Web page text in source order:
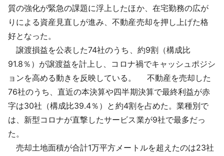
質の強化が緊急の課題に浮上したほか、在宅勤務の広が
りによる資産見直しが進み、不動産売却を押し上げた格
好となった。
譲渡損益を公表した74社のうち、約9割（構成比
91.8％）が譲渡益を計上し、コロナ禍でキャッシュポジシ
ョンを高める動きを反映している。 不動産を売却した
76社のうち、直近の本決算や四半期決算で最終利益が赤
字は30社（構成比39.4％）と約4割を占めた。業種別で
は、新型コロナが直撃したサービス業が9社で最多だっ
た。
売却土地面積が合計1万平方メートルを超えたのは23社